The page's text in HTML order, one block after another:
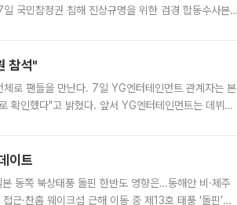
국민참정권 침해 진상규명을 위한 검경 합동수사본
참석"
로 팬들을 만난다. 7일 YG엔터테인먼트 관계자는 본
확인했다"고 밝혔다. 앞서 YG엔터테인먼트는 데뷔
이트
동쪽 북상태풍 돌핀 한반도 영향은…동해안 비·제주
·찬홈 웨이크섬 근해 이동 중 제13호 태풍 ‘돌핀’이